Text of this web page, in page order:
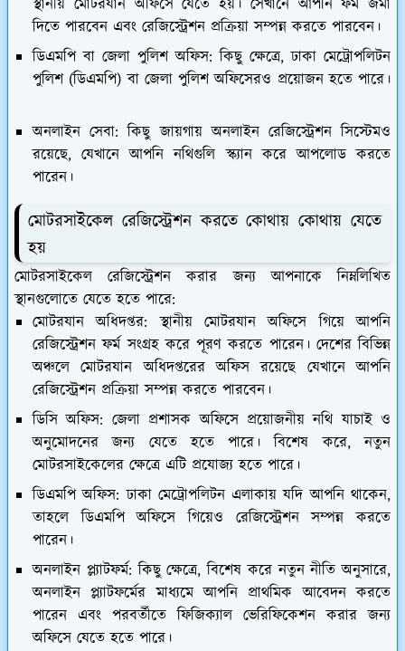
দিতে পারবেন এবং রেজিস্ট্রেশন প্রক্রিয়া সম্পন্ন করতে পারবেন।
ডিএমপি বা জেলা পুলিশ অফিস: কিছু ক্ষেত্রে, ঢাকা মেট্রোপলিটন
পুলিশ (ডিএমপি) বা জেলা পুলিশ অফিসেরও প্রয়োজন হতে পারে।
অনলাইন সেবা:কিছু জায়গায় অনলাইন রেজিস্ট্রেশন সিস্টেমও
রয়েছে, যেখানে আপনি নথিগুলি স্ক্যান করে আপলোড করতে
পারেন।
মোটরসাইকেল রেজিস্ট্রেশন করতে কোথায় কোথায় যেতে
হয়
মোটরসাইকেল রেজিস্ট্রেশন করার জন্য আপনাকে নিম্নলিখিত
স্থানগুলোতে যেতে হতে পারে:
মোটরযান অধিদপ্তর: স্থানীয় মোটরযান অফিসে গিয়ে আপনি
রেজিস্ট্রেশন ফর্ম সংগ্রহ করে পূরণ করতে পারেন। দেশের বিভিন্ন
অঞ্চলে মোটরযান অধিদপ্তরের অফিস রয়েছে যেখানে আপনি
রেজিস্ট্রেশন প্রক্রিয়া সম্পন্ন করতে পারবেন।
ডিসি অফিস: জেলা প্রশাসক অফিসে প্রয়োজনীয় নথি যাচাই ও
অনুমোদনের জন্য যেতে হতে পারে। বিশেষ করে, নতুন
মোটরসাইকেলের ক্ষেত্রে এটি প্রযোজ্য হতে পারে।
ডিএমপি অফিস: ঢাকা মেট্রোপলিটন এলাকায় যদি আপনি থাকেন,
তাহলে ডিএমপি অফিসে গিয়েও রেজিস্ট্রেশন সম্পন্ন করতে
পারেন।
অনলাইন প্ল্যাটফর্ম: কিছু ক্ষেত্রে, বিশেষ করে নতুন নীতি অনুসারে,
অনলাইন প্ল্যাটফর্মের মাধ্যমে আপনি প্রাথমিক আবেদন করতে
পারেন এবং পরবর্তীতে ফিজিক্যাল ভেরিফিকেশন করার জন্য
অফিসে যেতে হতে পারে।